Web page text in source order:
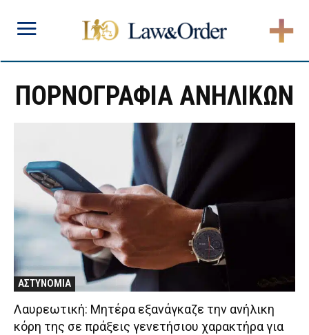
ΠΟΡΝΟΓΡΑΦΙΑ ΑΝΗΛΙΚΩΝ
ΑΣΤΥΝΟΜΙΑ
Λαυρεωτική: Μητέρα εξανάγκαζε την ανήλικη
κόρη της σε πράξεις γενετήσιου χαρακτήρα για